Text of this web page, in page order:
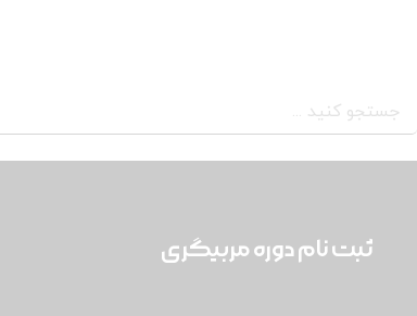
ثبت نام دوره مربیگری